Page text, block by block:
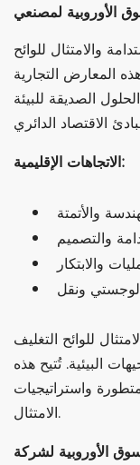
والامتثال للوائح
المعارض التجارية
الصديقة للبيئة
الاتجاهات الإقليمية:
والأتمتة
والتصميم
والابتكار
لوجستي ونقل
للوائح التغليف
البيئية. تُتيح هذه
واستراتيجيات
الامتثال.